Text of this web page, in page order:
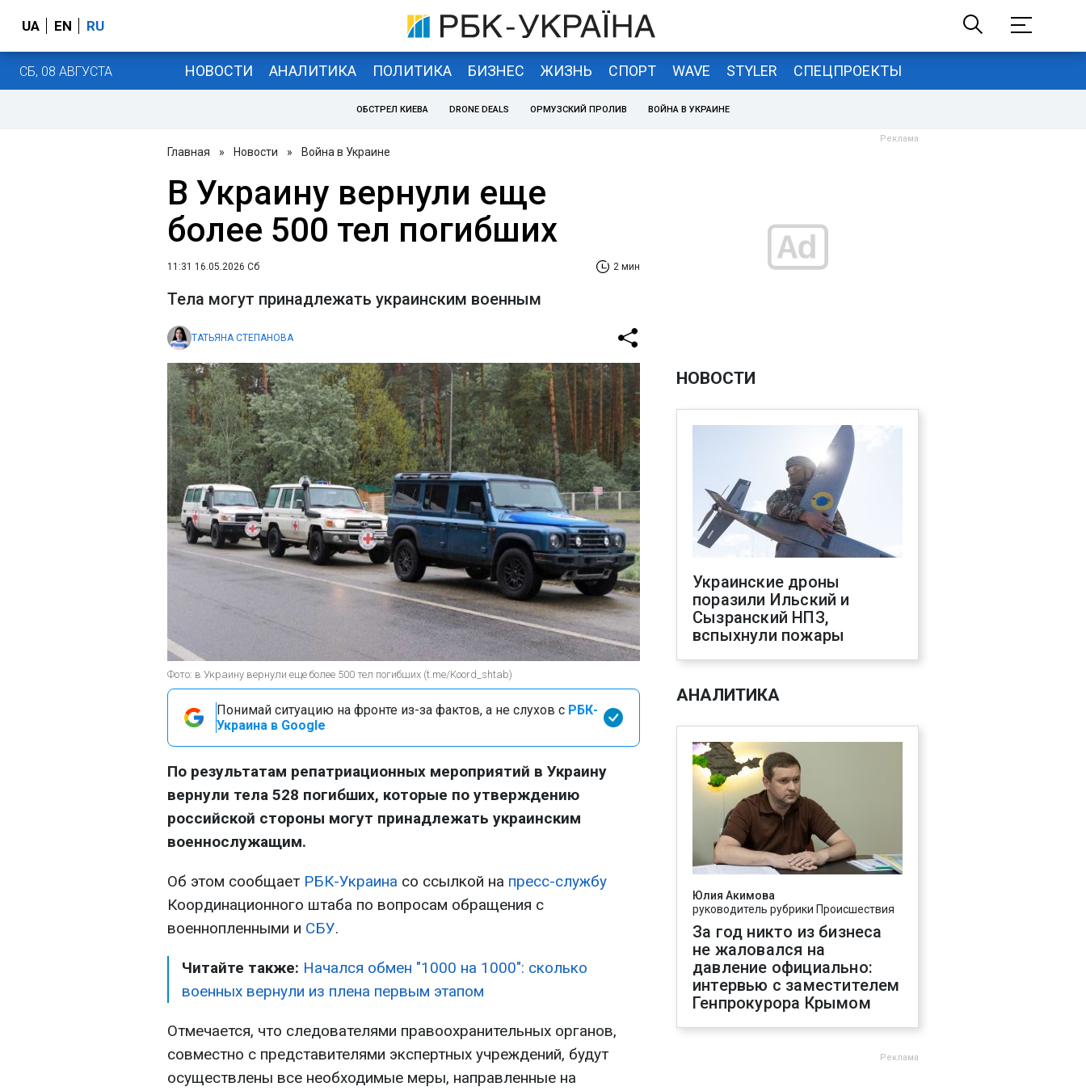
UA EN RU
СБ, 08 АВГУСТА НОВОСТИ АНАЛИТИКА ПОЛИТИКА БИЗНЕС ЖИЗНЬ СПОРТ WAVE STYLER СПЕЦПРОЕКТЫ
ОБСТРЕЛ КИЕВА DRONE DEALS ОРМУЗСКИЙ ПРОЛИВ ВОЙНА В УКРАИНЕ
Главная » Новости » Война в Украине
В Украину вернули еще
более 500 тел погибших
11:31 16.05.2026 Сб 2 мин
Тела могут принадлежать украинским военным
ТАТЬЯНА СТЕПАНОВА
Фото: в Украину вернули еще более 500 тел погибших (t.me/Koord_shtab)
Понимай ситуацию на фронте из-за фактов, а не слухов с РБК-
Украина в Google
По результатам репатриационных мероприятий в Украину
вернули тела 528 погибших, которые по утверждению
российской стороны могут принадлежать украинским
военнослужащим.
Об этом сообщает РБК-Украина со ссылкой на пресс-службу
Координационного штаба по вопросам обращения с
военнопленными и СБУ.
Читайте также: Начался обмен "1000 на 1000": сколько
военных вернули из плена первым этапом
Отмечается, что следователями правоохранительных органов,
совместно с представителями экспертных учреждений, будут
осуществлены все необходимые меры, направленные на
НОВОСТИ
Украинские дроны
поразили Ильский и
Сызранский НПЗ,
вспыхнули пожары
АНАЛИТИКА
Юлия Акимова
руководитель рубрики Происшествия
За год никто из бизнеса
не жаловался на
давление официально:
интервью с заместителем
Генпрокурора Крымом